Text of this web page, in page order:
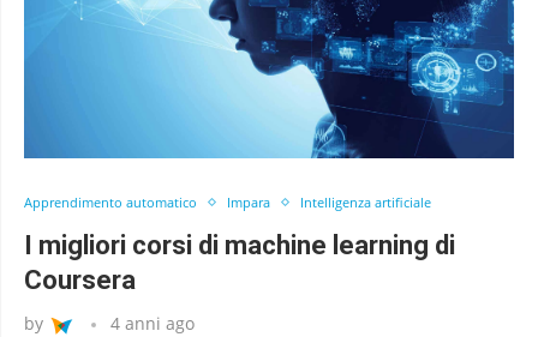
Apprendimento automatico Impara Intelligenza artificiale
I migliori corsi di machine learning di
Coursera
by 4 anni ago